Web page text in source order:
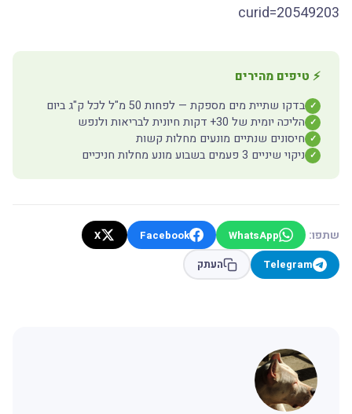
curid=20549203
⚡ טיפים מהירים
✓ בדקו שתיית מים מספקת — לפחות 50 מ"ל לכל ק"ג ביום
✓ הליכה יומית של 30+ דקות חיונית לבריאות ולנפש
✓ חיסונים שנתיים מונעים מחלות קשות
✓ ניקוי שיניים 3 פעמים בשבוע מונע מחלות חניכיים
שתפו: WhatsApp
Facebook
X
Telegram
העתק